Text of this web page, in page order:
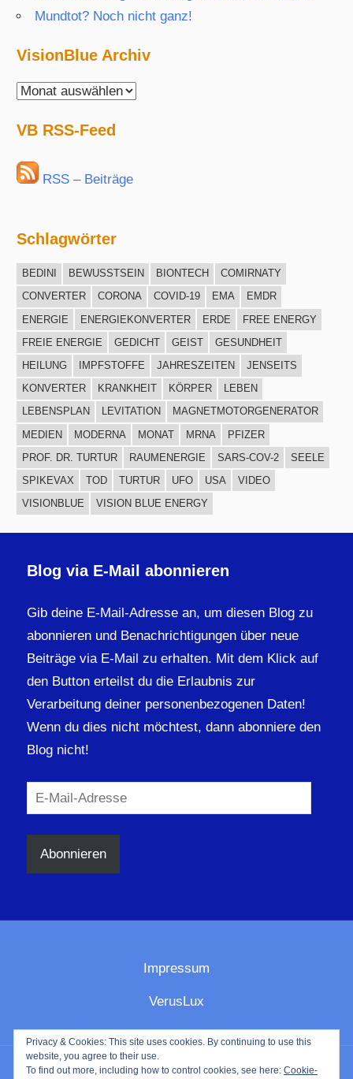
Mundtot? Noch nicht ganz!
VisionBlue Archiv
VisionBlue
VB RSS-Feed
RSS – Beiträge
Schlagwörter
BEDINI BEWUSSTSEIN BIONTECH
COMIRNATY
CONVERTER
CORONA COVID-19 EMA
EMDR
ENERGIE
ENERGIEKONVERTER ERDE
FREE ENERGY
FREIE ENERGIE
GEDICHT GEIST
GESUNDHEIT
HEILUNG
IMPFSTOFFE JAHRESZEITEN
JENSEITS
KONVERTER
KRANKHEIT KÖRPER
LEBEN
LEBENSPLAN
LEVITATION
MAGNETMOTORGENERATOR
MEDIEN
MODERNA MONAT MRNA
PFIZER
PROF. DR. TURTUR
RAUMENERGIE SARS-COV-2
SEELE
SPIKEVAX
TOD TURTUR UFO USA
VIDEO
VISIONBLUE
VISION BLUE ENERGY
Blog via E-Mail abonnieren
Gib deine E-Mail-Adresse an, um diesen Blog zu
abonnieren und Benachrichtigungen über neue
Beiträge via E-Mail zu erhalten. Mit dem Klick auf
den Button erteilst du die Erlaubnis zur
Verarbeitung deiner personenbezogenen Daten!
Wenn du dies nicht möchtest, dann abonniere den
Blog nicht!
E-
Mail-
Adresse
Abonnieren
Impressum
VerusLux
Privacy & Cookies: This site uses cookies. By continuing to use this
website, you agree to their use.
To find out more, including how to control cookies, see here: Cookie-